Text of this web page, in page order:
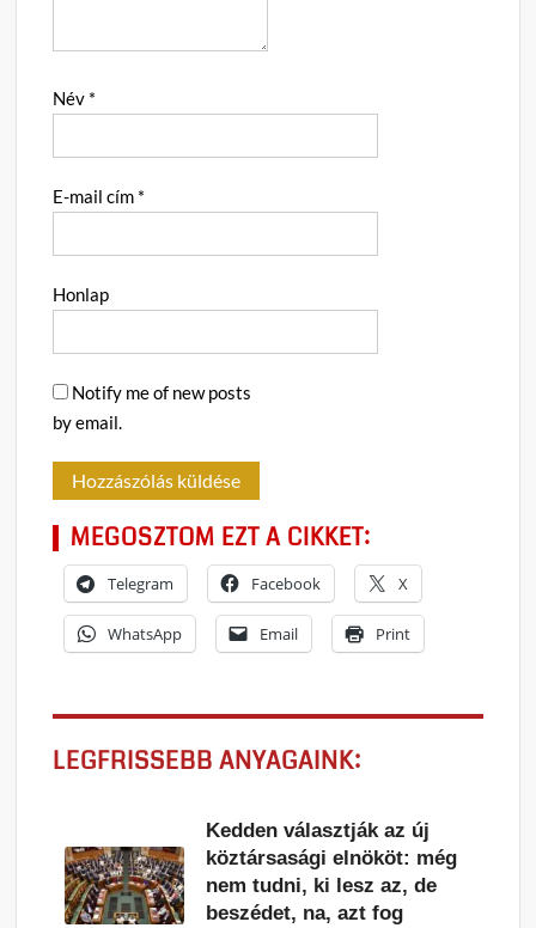
Név *
E-mail cím *
Honlap
Notify me of new posts
by email.
MEGOSZTOM EZT A CIKKET:
Telegram Facebook X
WhatsApp Email Print
LEGFRISSEBB ANYAGAINK:
Kedden választják az új
köztársasági elnököt: még
nem tudni, ki lesz az, de
beszédet, na, azt fog